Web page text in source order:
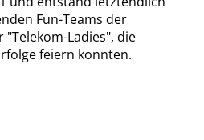
Fun-Teams der
"Telekom-Ladies", die
feiern konnten.